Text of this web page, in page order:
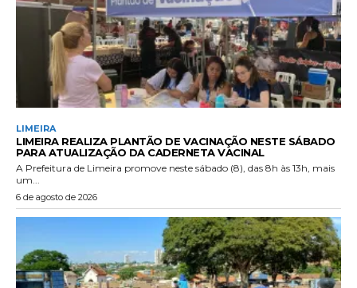
LIMEIRA
LIMEIRA REALIZA PLANTÃO DE VACINAÇÃO NESTE SÁBADO
PARA ATUALIZAÇÃO DA CADERNETA VACINAL
A Prefeitura de Limeira promove neste sábado (8), das 8h às 13h, mais
um...
6 de agosto de 2026